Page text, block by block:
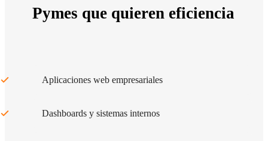
Pymes que quieren eficiencia
Aplicaciones web empresariales
Dashboards y sistemas internos